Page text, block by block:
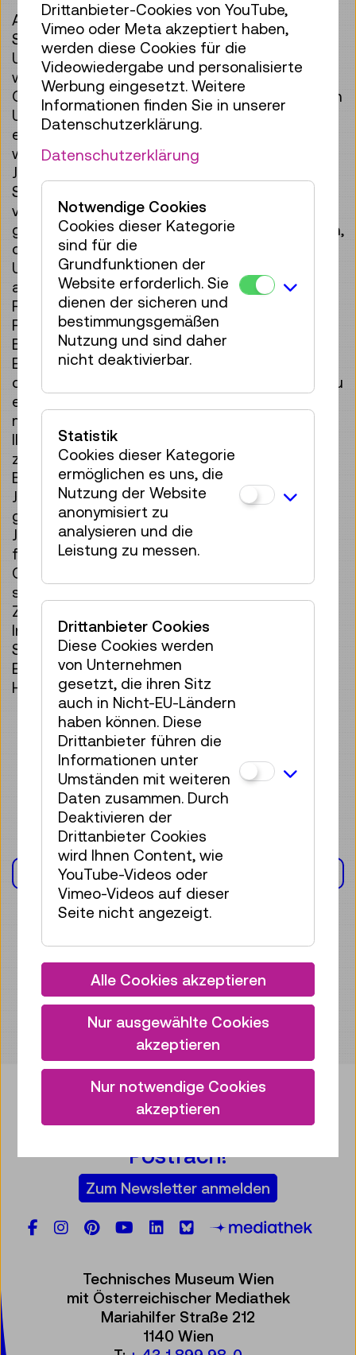
Als kleiner Junge sah Stephen Hawking zu den
Sternen hoch und fragte sich, was das
Universum sei. Obwohl er nie Klassenbester
war, schaffte er es mit seiner Neugier nach
Oxford und Cambridge, auf die angesehensten
Universitäten Englands. Außerdem entwickelte
er eines der bedeutendsten
wissenschaftlichen Konzepte des 20.
Jahrhunderts: die sogenannte »Hawking-
Strahlung«. Little People, Big Dreams erzählt
von den beeindruckenden Lebensgeschichten
großer Menschen: Jede dieser Persönlichkeiten,
ob Künstlerin, Pilotin oder Wissenschaftler, hat
Unvorstellbares erreicht. Dabei begann alles,
als sie noch klein waren: mit großen Träumen.
Für welches Alter sind diese Bücher gedacht?
Für Babys das perfekte Geschenk zur
Begrüßung in eine Welt voller Träume! Und
Eltern werden in schlaflosen Nächten von
diesen Büchern dazu ermutigt, das Vorlesen zu
einem selbstverständlichen Teil des Lebens zu
machen. Kleinkinder werden von den
Illustrationen verzaubert sein – sie werden
zahlreiche Dinge entdecken. Auch sind die
Bücher großartige „Vokabeltrainer“! 3- bis 5-
Jährige werden alles, Illustrationen und Texte,
geradezu in sich aufsaugen! 6-, 8- und 10-
Jährige haben ein ausgeprägteres Verständnis
für die Illustrationen und die Bedeutung der
Geschichte – es geht nicht nur darum, sich
selbst zu akzeptieren und die eigenen
Zukunftsträume zu 978-3-458-17836-1
Insel Verlag GmbH (Hauptverlag)
Seiten: 32
Einband: Gebunden
Hardcover
KALENDER
Bringen Sie etwas Technik in Ihr
Postfach!
Zum Newsletter anmelden
Facebook
Instagram
Pinterest
YouTube
LinkedIn
Bluesky
Technisches Museum Wien
mit Österreichischer Mediathek
Mariahilfer Straße 212
1140 Wien
Drittanbieter-Cookies von YouTube,
Vimeo oder Meta akzeptiert haben,
werden diese Cookies für die
Videowiedergabe und personalisierte
Werbung eingesetzt. Weitere
Informationen finden Sie in unserer
Datenschutzerklärung.
Datenschutzerklärung
Notwendige Cookies
Cookies dieser Kategorie
sind für die
Grundfunktionen der
Website erforderlich. Sie
dienen der sicheren und
bestimmungsgemäßen
Nutzung und sind daher
nicht deaktivierbar.
Statistik
Cookies dieser Kategorie
ermöglichen es uns, die
Nutzung der Website
anonymisiert zu
analysieren und die
Leistung zu messen.
Drittanbieter Cookies
Diese Cookies werden
von Unternehmen
gesetzt, die ihren Sitz
auch in Nicht-EU-Ländern
haben können. Diese
Drittanbieter führen die
Informationen unter
Umständen mit weiteren
Daten zusammen. Durch
Deaktivieren der
Drittanbieter Cookies
wird Ihnen Content, wie
YouTube-Videos oder
Vimeo-Videos auf dieser
Seite nicht angezeigt.
Alle Cookies akzeptieren
Nur ausgewählte Cookies
akzeptieren
Nur notwendige Cookies
akzeptieren